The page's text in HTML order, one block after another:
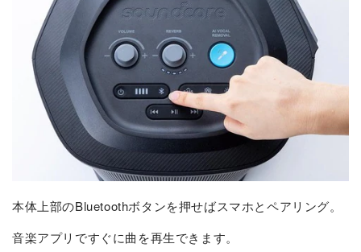
本体上部のBluetoothボタンを押せばスマホとペアリング。
音楽アプリですぐに曲を再生できます。